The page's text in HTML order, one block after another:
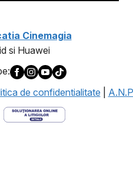
Cinemagia
si Huawei
de confidentialitate